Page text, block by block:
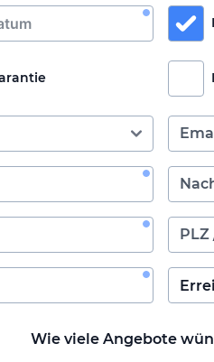
Wie viele Angebote